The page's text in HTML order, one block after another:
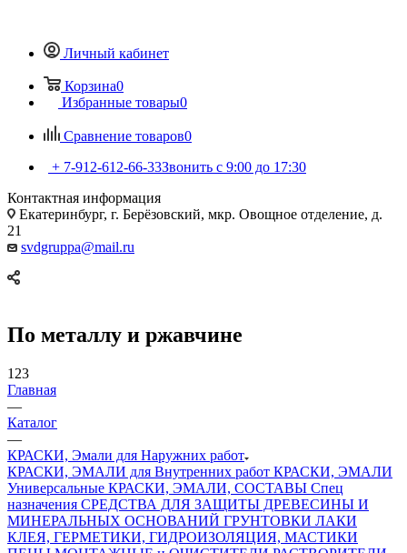
Личный кабинет
Корзина0
Избранные товары0
Сравнение товаров0
+ 7-912-612-66-33Звонить с 9:00 до 17:30
Контактная информация
Екатеринбург, г. Берёзовский, мкр. Овощное отделение, д.
21
svdgruppa@mail.ru
По металлу и ржавчине
123
Главная
—
Каталог
—
КРАСКИ, Эмали для Наружних работ
КРАСКИ, ЭМАЛИ для Внутренних работ КРАСКИ, ЭМАЛИ
Универсальные КРАСКИ, ЭМАЛИ, СОСТАВЫ Спец
назначения СРЕДСТВА ДЛЯ ЗАЩИТЫ ДРЕВЕСИНЫ И
МИНЕРАЛЬНЫХ ОСНОВАНИЙ ГРУНТОВКИ ЛАКИ
КЛЕЯ, ГЕРМЕТИКИ, ГИДРОИЗОЛЯЦИЯ, МАСТИКИ